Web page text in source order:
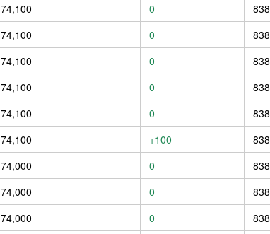
74,100 0 838
74,100 0 838
74,100 0 838
74,100 0 838
74,100 0 838
74,100 +100 838
74,000 0 838
74,000 0 838
74,000 0 838